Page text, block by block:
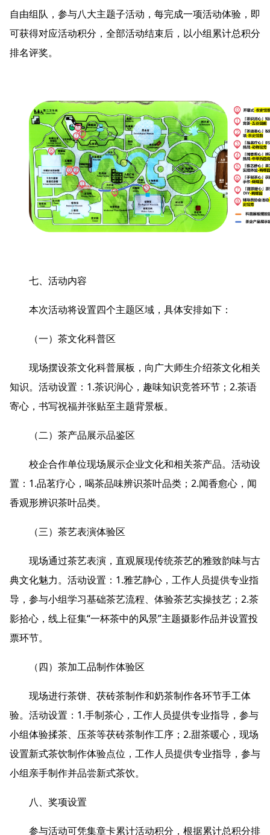
自由组队，参与八大主题子活动，每完成一项活动体验，即
可获得对应活动积分，全部活动结束后，以小组累计总积分
排名评奖。
七、活动内容
本次活动将设置四个主题区域，具体安排如下：
（一）茶文化科普区
现场摆设茶文化科普展板，向广大师生介绍茶文化相关
知识。活动设置：1.茶识润心，趣味知识竞答环节；2.茶语
寄心，书写祝福并张贴至主题背景板。
（二）茶产品展示品鉴区
校企合作单位现场展示企业文化和相关茶产品。活动设
置：1.品茗疗心，喝茶品味辨识茶叶品类；2.闻香愈心，闻
香观形辨识茶叶品类。
（三）茶艺表演体验区
现场通过茶艺表演，直观展现传统茶艺的雅致韵味与古
典文化魅力。活动设置：1.雅艺静心，工作人员提供专业指
导，参与小组学习基础茶艺流程、体验茶艺实操技艺；2.茶
影拾心，线上征集“一杯茶中的风景”主题摄影作品并设置投
票环节。
（四）茶加工品制作体验区
现场进行茶饼、茯砖茶制作和奶茶制作各环节手工体
验。活动设置：1.手制茶心，工作人员提供专业指导，参与
小组体验揉茶、压茶等茯砖茶制作工序；2.甜茶暖心，现场
设置新式茶饮制作体验点位，工作人员提供专业指导，参与
小组亲手制作并品尝新式茶饮。
八、奖项设置
参与活动可凭集章卡累计活动积分，根据累计总积分排